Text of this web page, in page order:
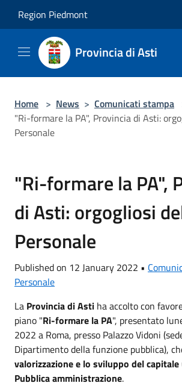
Region Piedmont
Provincia di Asti
Home > News > Comunicati stampa
"Ri-formare la PA", Provincia di Asti:
Personale
"Ri-formare la PA",
di Asti: orgogliosi
Personale
Published on 12 January 2022 •
Personale
La Provincia di Asti ha accolto con
piano "Ri-formare la PA", presentato
2022 a Roma, presso Palazzo Vidoni
Dipartimento della funzione pubblica),
valorizzazione e lo sviluppo del
Pubblica amministrazione.